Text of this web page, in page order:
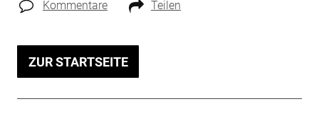
Kommentare Teilen
ZUR STARTSEITE